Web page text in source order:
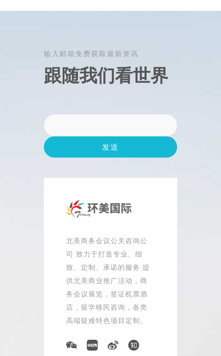
输入邮箱免费获取最新资讯
跟随我们看世界
北美商务会议公关咨询公
司 致力于打造专业、细
致、定制、承诺的服务 提
供北美商业推广活动，商
务会议展览，签证机票酒
店，留学移民咨询，各类
高端疑难特色项目定制。